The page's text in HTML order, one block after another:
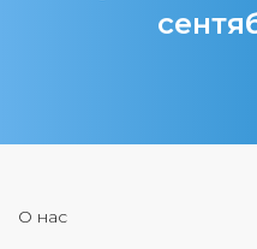
О нас